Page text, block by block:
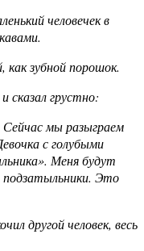
человечек в
как зубной порошок.
сказал грустно:
мы разыграем
с голубыми
Меня будут
Это
другой человек, весь